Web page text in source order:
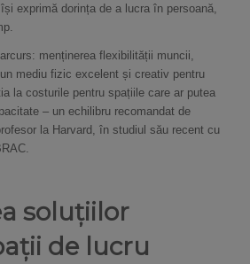
exprimă dorința de a lucra în persoană,
menținerea flexibilității muncii,
mediu fizic excelent și creativ pentru
la costurile pentru spațiile care ar putea
– un echilibru recomandat de
la Harvard, în studiul său recent cu
soluțiilor
de lucru